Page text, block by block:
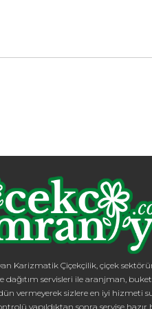
Karizmatik Çiçekçilik, çiçek
dağıtım servisleri ile aranjman,
vermeyerek sizlere en iyi hizmeti
yapıldıktan sonra servise